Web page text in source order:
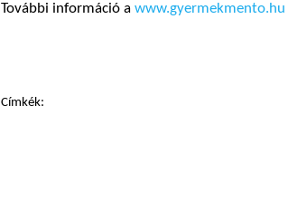
További információ a www.gyermekmento.hu
Címkék: